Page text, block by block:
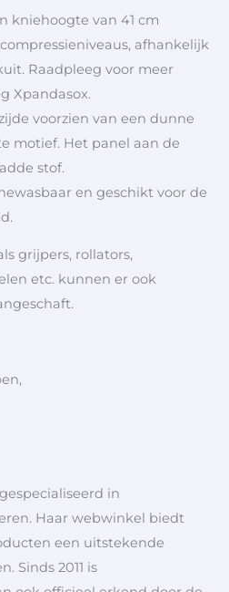
kniehoogte van 41 cm
afhankelijk
Raadpleeg voor meer
Xpandasox.
voorzien van een dunne
motief. Het panel aan de
stof.
en geschikt voor de
grijpers, rollators,
etc. kunnen er ook
in
Haar webwinkel biedt
een uitstekende
Sinds 2011 is